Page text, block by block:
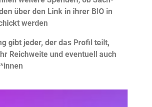
über den Link in ihrer BIO in
werden
gibt jeder, der das Profil teilt,
Reichweite und eventuell auch